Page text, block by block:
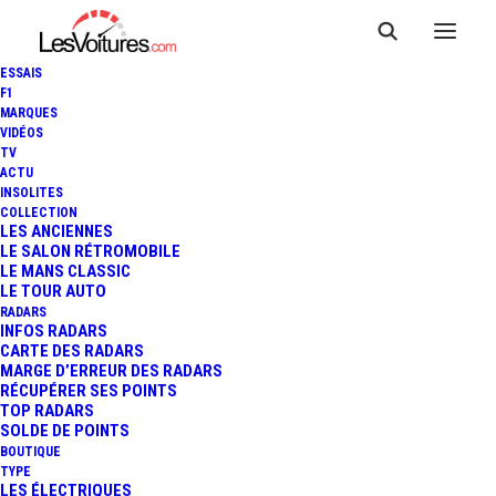
ESSAIS
F1
MARQUES
VIDÉOS
TV
ACTU
INSOLITES
COLLECTION
LES ANCIENNES
LE SALON RÉTROMOBILE
LE MANS CLASSIC
LE TOUR AUTO
RADARS
INFOS RADARS
CARTE DES RADARS
MARGE D’ERREUR DES RADARS
RÉCUPÉRER SES POINTS
TOP RADARS
SOLDE DE POINTS
BOUTIQUE
TYPE
LES ÉLECTRIQUES
STLAP.PA
4,91 €